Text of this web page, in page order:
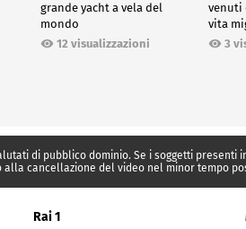
grande yacht a vela del
mondo
12 visualizzazioni
venuti
vita
3
di pubblico dominio. Se i soggetti
alla cancellazione del video nel minor tempo
Rai 1